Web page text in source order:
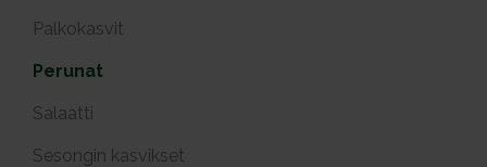
Palkokasvit
Perunat
Salaatti
Sesongin kasvikset